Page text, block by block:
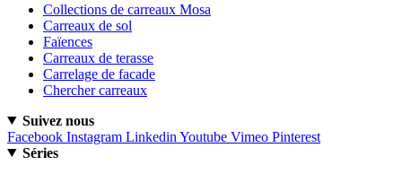
Collections de carreaux Mosa
Carreaux de sol
Faïences
Carreaux de terasse
Carrelage de facade
Chercher carreaux
Suivez nous
Facebook Instagram Linkedin Youtube Vimeo Pinterest
Séries